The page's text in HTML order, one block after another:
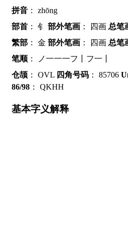
拼音 ： zhōng
部首 ： 钅 部外笔画 ： 四画 总笔
繁部 ： 金 部外笔画 ： 四画 总笔
笔顺 ：
ノ一一一フ丨フ一丨
仓颉 ： OVL 四角号码 ： 85706
86/98 ： QKHH
基本字义解释